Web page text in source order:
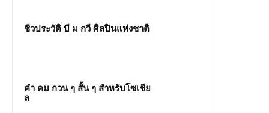
ชีวประวัติ บี ม กวี ศิลปินแห่งชาติ
คํา คม กวน ๆ สั้น ๆ สำหรับโซเชีย
ล